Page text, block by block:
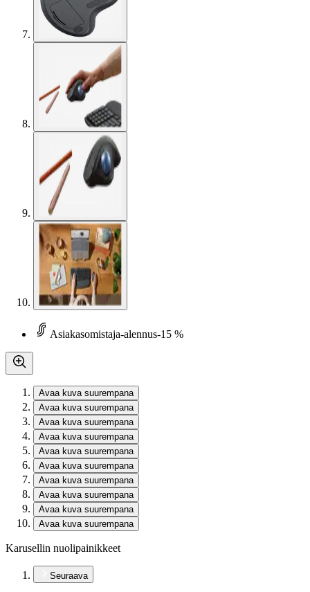
Asiakasomistaja-alennus-15 %
Avaa kuva suurempana
Avaa kuva suurempana
Avaa kuva suurempana
Avaa kuva suurempana
Avaa kuva suurempana
Avaa kuva suurempana
Avaa kuva suurempana
Avaa kuva suurempana
Avaa kuva suurempana
Avaa kuva suurempana
Karusellin nuolipainikkeet
Seuraava